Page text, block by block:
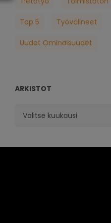
Top 5 Työvälineet
Uudet Ominaisuudet
ARKISTOT
Arkistot